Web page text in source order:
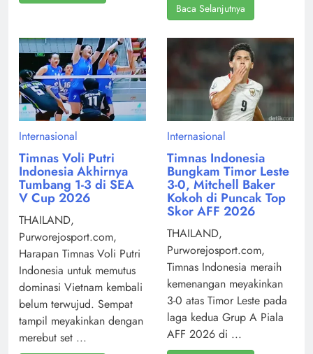
Baca Selanjutnya
Internasional
Timnas Voli Putri
Indonesia Akhirnya
Tumbang 1-3 di SEA
V Cup 2026
THAILAND,
Purworejosport.com,
Harapan Timnas Voli Putri
Indonesia untuk memutus
dominasi Vietnam kembali
belum terwujud. Sempat
tampil meyakinkan dengan
merebut set ...
Internasional
Timnas Indonesia
Bungkam Timor Leste
3-0, Mitchell Baker
Kokoh di Puncak Top
Skor AFF 2026
THAILAND,
Purworejosport.com,
Timnas Indonesia meraih
kemenangan meyakinkan
3-0 atas Timor Leste pada
laga kedua Grup A Piala
AFF 2026 di ...